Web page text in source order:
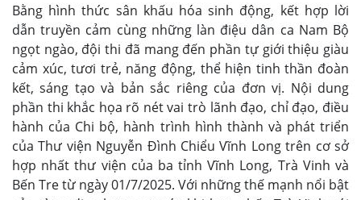
Bằng hình thức sân khấu hóa sinh động, kết hợp lời
dẫn truyền cảm cùng những làn điệu dân ca Nam Bộ
ngọt ngào, đội thi đã mang đến phần tự giới thiệu giàu
cảm xúc, tươi trẻ, năng động, thể hiện tinh thần đoàn
kết, sáng tạo và bản sắc riêng của đơn vị. Nội dung
phần thi khắc họa rõ nét vai trò lãnh đạo, chỉ đạo, điều
hành của Chi bộ, hành trình hình thành và phát triển
của Thư viện Nguyễn Đình Chiểu Vĩnh Long trên cơ sở
hợp nhất thư viện của ba tỉnh Vĩnh Long, Trà Vinh và
Bến Tre từ ngày 01/7/2025. Với những thế mạnh nổi bật